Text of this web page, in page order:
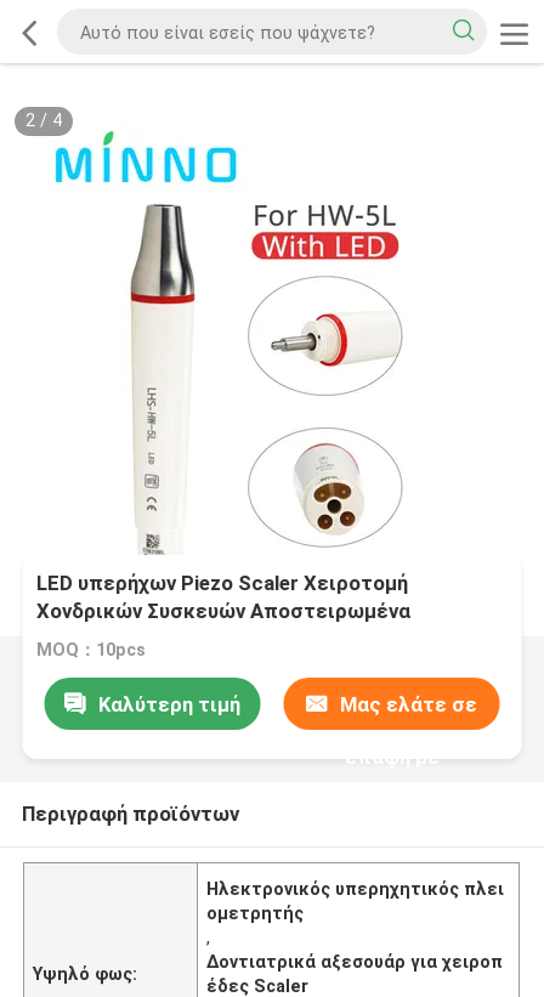
2/ 4
LED υπερήχων Piezo Scaler Χειροτομή
Χονδρικών Συσκευών Αποστειρωμένα
MOQ：10pcs
Καλύτερη τιμή Μας ελάτε σε
επαφή με
Περιγραφή προϊόντων
Υψηλό φως:
Ηλεκτρονικός υπερηχητικός πλει
ομετρητής
,
Δοντιατρικά αξεσουάρ για χειροπ
έδες Scaler